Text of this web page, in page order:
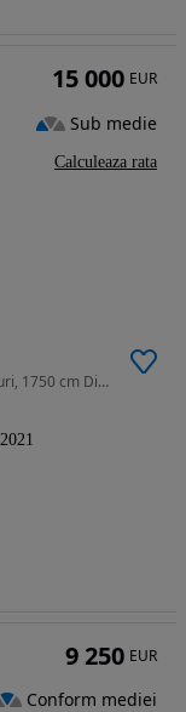
1750 cm3 • 150 CP • Renault Grand Scenic, 7 locuri, 1750 cm Diesel, Euro 6,Cutie Automata
2021
15 000 EUR
Sub medie
Calculeaza rata
9 250 EUR
Conform mediei